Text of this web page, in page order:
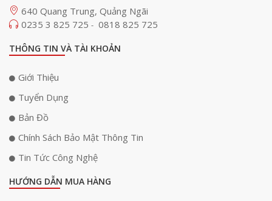
640 Quang Trung, Quảng Ngãi
0235 3 825 725 - 0818 825 725
THÔNG TIN VÀ TÀI KHOẢN
Giới Thiệu
Tuyển Dụng
Bản Đồ
Chính Sách Bảo Mật Thông Tin
Tin Tức Công Nghệ
HƯỚNG DẪN MUA HÀNG